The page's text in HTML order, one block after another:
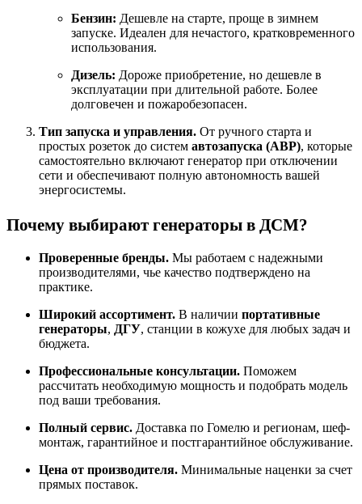
Бензин: Дешевле на старте, проще в зимнем
запуске. Идеален для нечастого, кратковременного
использования.
Дизель: Дороже приобретение, но дешевле в
эксплуатации при длительной работе. Более
долговечен и пожаробезопасен.
Тип запуска и управления. От ручного старта и
простых розеток до систем автозапуска (АВР), которые
самостоятельно включают генератор при отключении
сети и обеспечивают полную автономность вашей
энергосистемы.
Почему выбирают генераторы в ДСМ?
Проверенные бренды. Мы работаем с надежными
производителями, чье качество подтверждено на
практике.
Широкий ассортимент. В наличии портативные
генераторы, ДГУ, станции в кожухе для любых задач и
бюджета.
Профессиональные консультации. Поможем
рассчитать необходимую мощность и подобрать модель
под ваши требования.
Полный сервис. Доставка по Гомелю и регионам, шеф-
монтаж, гарантийное и постгарантийное обслуживание.
Цена от производителя. Минимальные наценки за счет
прямых поставок.